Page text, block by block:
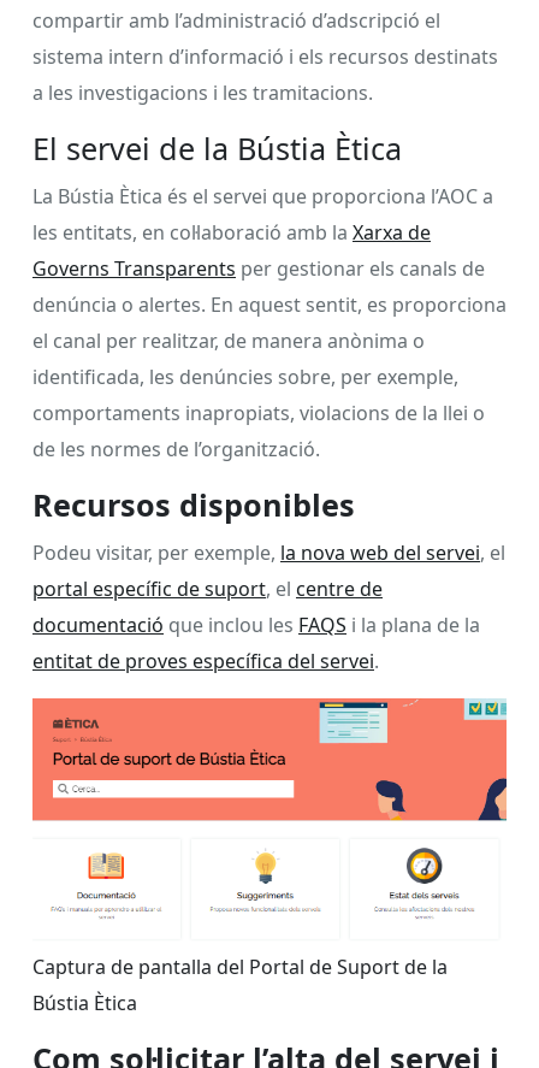
compartir amb l’administració d’adscripció el
sistema intern d’informació i els recursos destinats
a les investigacions i les tramitacions.
El servei de la Bústia Ètica
La Bústia Ètica és el servei que proporciona l’AOC a
les entitats, en col·laboració amb la Xarxa de
Governs Transparents per gestionar els canals de
denúncia o alertes. En aquest sentit, es proporciona
el canal per realitzar, de manera anònima o
identificada, les denúncies sobre, per exemple,
comportaments inapropiats, violacions de la llei o
de les normes de l’organització.
Recursos disponibles
Podeu visitar, per exemple, la nova web del servei, el
portal específic de suport, el centre de
documentació que inclou les FAQS i la plana de la
entitat de proves específica del servei.
Captura de pantalla del Portal de Suport de la
Bústia Ètica
Com sol·licitar l’alta del servei i